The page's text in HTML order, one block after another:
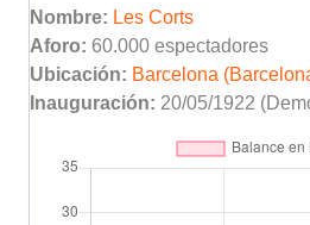
Final del partido 90'
Nombre: Les Corts
Aforo: 60.000 espectadores
Ubicación: Barcelona
Inauguración: 20/05/1922